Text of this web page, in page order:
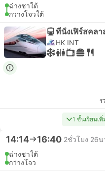
ฉ่างชาใต้
กวางโจวใต้
ที่นั่งเฟิร์สคล
HK INT
ร
1 ชั้นเรียนเ
14:14 16:40 2ชั่วโมง 26น
ฉ่างชาใต้
กว่างโจว